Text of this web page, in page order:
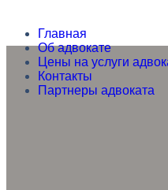
Главная
Об адвокате
Цены на услуги
Контакты
Партнеры адвоката